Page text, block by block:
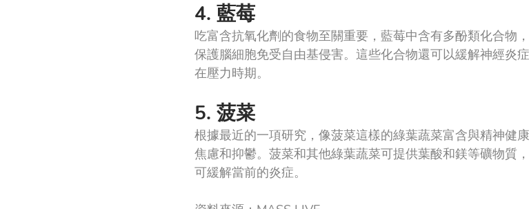
4. 藍莓
吃富含抗氧化劑的食物至關重要，藍莓中含有多酚類化合物
保護腦細胞免受自由基侵害。這些化合物還可以緩解神經炎
在壓力時期。
5. 菠菜
根據最近的一項研究，像菠菜這樣的綠葉蔬菜富含與精神健
焦慮和抑鬱。菠菜和其他綠葉蔬菜可提供葉酸和鎂等礦物質
可緩解當前的炎症。